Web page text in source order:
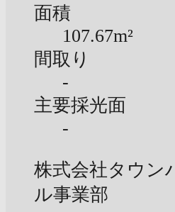
面積
107.67m²
間取り
-
主要採光面
-
株式会社タウ
ル事業部